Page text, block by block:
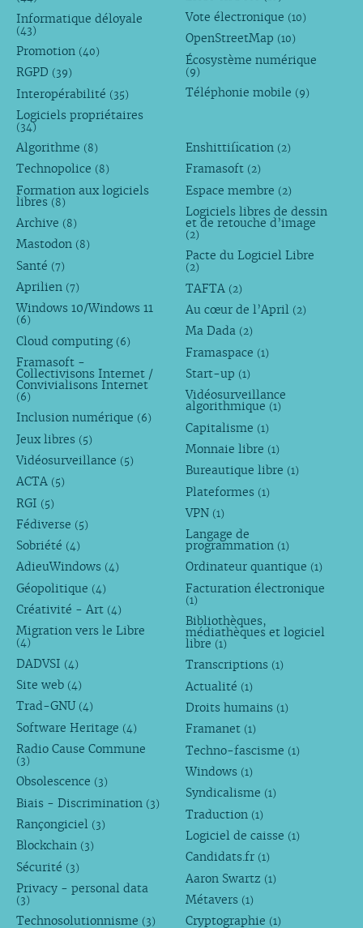
Informatique déloyale
(43)
Promotion (40)
RGPD (39)
Interopérabilité (35)
Logiciels propriétaires
(34)
Vote électronique (10)
OpenStreetMap (10)
Écosystème numérique
(9)
Téléphonie mobile (9)
Algorithme (8)
Technopolice (8)
Formation aux logiciels
libres (8)
Archive (8)
Mastodon (8)
Santé (7)
Aprilien (7)
Windows 10/Windows 11
(6)
Cloud computing (6)
Framasoft -
Collectivisons Internet /
Convivialisons Internet
(6)
Inclusion numérique (6)
Jeux libres (5)
Vidéosurveillance (5)
ACTA (5)
RGI (5)
Fédiverse (5)
Sobriété (4)
AdieuWindows (4)
Géopolitique (4)
Créativité - Art (4)
Migration vers le Libre
(4)
DADVSI (4)
Site web (4)
Trad-GNU (4)
Software Heritage (4)
Radio Cause Commune
(3)
Obsolescence (3)
Biais - Discrimination (3)
Rançongiciel (3)
Blockchain (3)
Sécurité (3)
Privacy - personal data
(3)
Technosolutionnisme (3)
Enshittification (2)
Framasoft (2)
Espace membre (2)
Logiciels libres de dessin
et de retouche d’image
(2)
Pacte du Logiciel Libre
(2)
TAFTA (2)
Au cœur de l’April (2)
Ma Dada (2)
Framaspace (1)
Start-up (1)
Vidéosurveillance
algorithmique (1)
Capitalisme (1)
Monnaie libre (1)
Bureautique libre (1)
Plateformes (1)
VPN (1)
Langage de
programmation (1)
Ordinateur quantique (1)
Facturation électronique
(1)
Bibliothèques,
médiathèques et logiciel
libre (1)
Transcriptions (1)
Actualité (1)
Droits humains (1)
Framanet (1)
Techno-fascisme (1)
Windows (1)
Syndicalisme (1)
Traduction (1)
Logiciel de caisse (1)
Candidats.fr (1)
Aaron Swartz (1)
Métavers (1)
Cryptographie (1)